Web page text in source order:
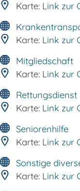
Karte: Link zur
Karte: Link zur
Mitgliedschaft
Karte: Link zur
Rettungsdienst
Karte: Link zur
Seniorenhilfe
Karte: Link zur
Sonstige
Karte: Link zur